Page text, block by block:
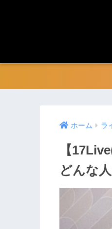
ホーム ラ
【
どんな